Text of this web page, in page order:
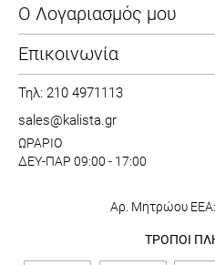
Ο Λογαριασμός μου
Επικοινωνία
Τηλ: 210 4971113
sales@kalista.gr
ΩΡΑΡΙΟ
ΔΕΥ-ΠΑΡ 09:00 - 17:00
Αρ. Μητρώου
ΤΡΟΠΟΙ